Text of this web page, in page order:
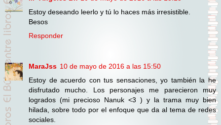
Estoy deseando leerlo y tú lo haces más irresistible.
Besos
Responder
MaraJss 10 de mayo de 2016 a las 15:50
Estoy de acuerdo con tus sensaciones, yo también la he
disfrutado mucho. Los personajes me parecieron muy
logrados (mi precioso Nanuk <3 ) y la trama muy bien
hilada, sobre todo por el enfoque que da al tema de redes
sociales.